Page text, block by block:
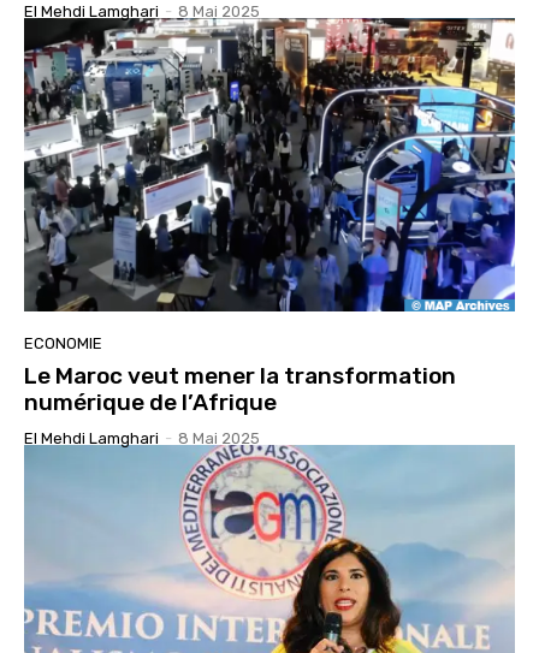
El Mehdi Lamghari - 8 Mai 2025
ECONOMIE
Le Maroc veut mener la transformation
numérique de l’Afrique
El Mehdi Lamghari - 8 Mai 2025